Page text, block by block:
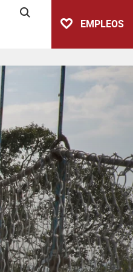
Buscar
EMPLEOS